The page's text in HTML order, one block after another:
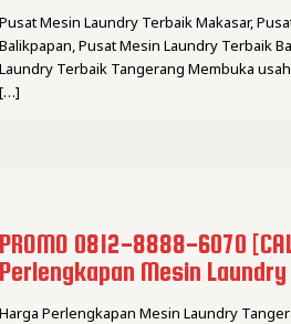
Pusat Mesin Laundry Terbaik Makasar,
Balikpapan, Pusat Mesin Laundry Terbaik
Laundry Terbaik Tangerang Membuka
[…]
PROMO 0812-8888-6070
Perlengkapan Mesin
Harga Perlengkapan Mesin Laundry